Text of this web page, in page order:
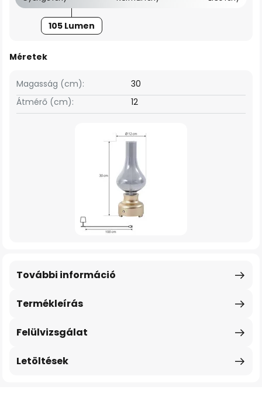
105 Lumen
Méretek
Magasság (cm):
30
Átmérő (cm):
12
Termékleírás
További információ
Felülvizsgálat
Letöltések